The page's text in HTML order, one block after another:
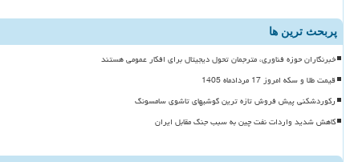
پربحث ترین ها
خبرنگاران حوزه فناوری، مترجمان تحول دیجیتال برای افکار عمومی هستند
قیمت طلا و سکه امروز 17 مردادماه 1405
رکوردشکنی پیش فروش تازه ترین گوشیهای تاشوی سامسونگ
کاهش شدید واردات نفت چین به سبب جنگ مقابل ایران